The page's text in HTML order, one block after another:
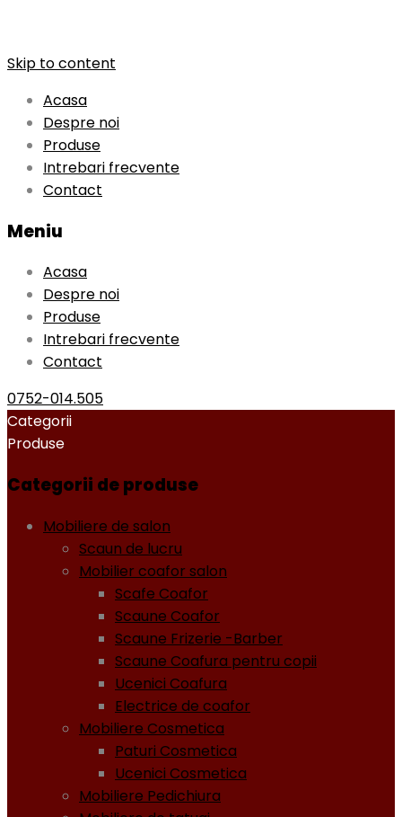
Skip to content
Acasa
Despre noi
Produse
Intrebari frecvente
Contact
Meniu
Acasa
Despre noi
Produse
Intrebari frecvente
Contact
0752-014.505
Categorii
Produse
Categorii de produse
Mobiliere de salon
Scaun de lucru
Mobilier coafor salon
Scafe Coafor
Scaune Coafor
Scaune Frizerie -Barber
Scaune Coafura pentru copii
Ucenici Coafura
Electrice de coafor
Mobiliere Cosmetica
Paturi Cosmetica
Ucenici Cosmetica
Mobiliere Pedichiura